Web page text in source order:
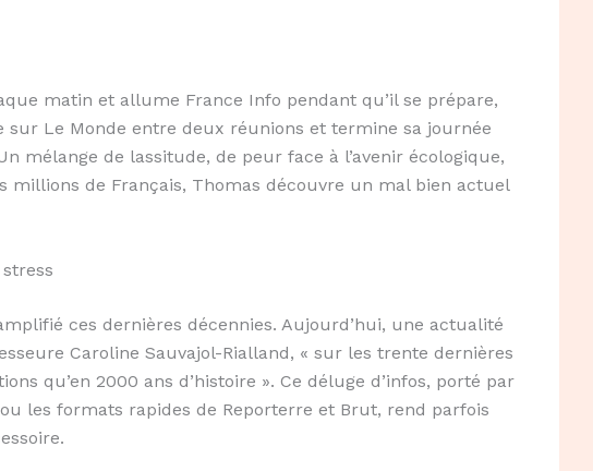
matin et allume France Info pendant qu’il se prépare,
Le Monde entre deux réunions et termine sa journée
mélange de lassitude, de peur face à l’avenir écologique,
millions de Français, Thomas découvre un mal bien actuel
ces dernières décennies. Aujourd’hui, une actualité
Caroline Sauvajol-Rialland, « sur les trente dernières
qu’en 2000 ans d’histoire ». Ce déluge d’infos, porté par
les formats rapides de Reporterre et Brut, rend parfois